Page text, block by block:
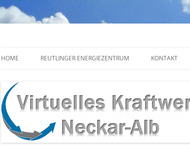
Zum
HOME REUTLINGER ENERGIEZENTRUM KONTAKT